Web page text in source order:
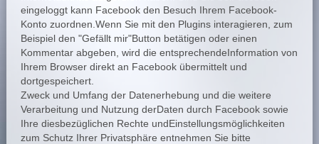
eingeloggt kann Facebook den Besuch Ihrem Facebook-
Konto zuordnen.Wenn Sie mit den Plugins interagieren, zum
Beispiel den "Gefällt mir"Button betätigen oder einen
Kommentar abgeben, wird die entsprechendeInformation von
Ihrem Browser direkt an Facebook übermittelt und
dortgespeichert.
Zweck und Umfang der Datenerhebung und die weitere
Verarbeitung und Nutzung derDaten durch Facebook sowie
Ihre diesbezüglichen Rechte undEinstellungsmöglichkeiten
zum Schutz Ihrer Privatsphäre entnehmen Sie bitte